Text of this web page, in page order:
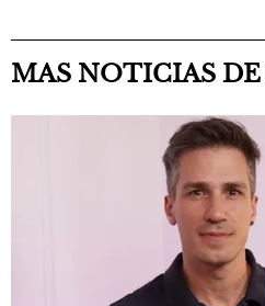
MAS NOTICIAS